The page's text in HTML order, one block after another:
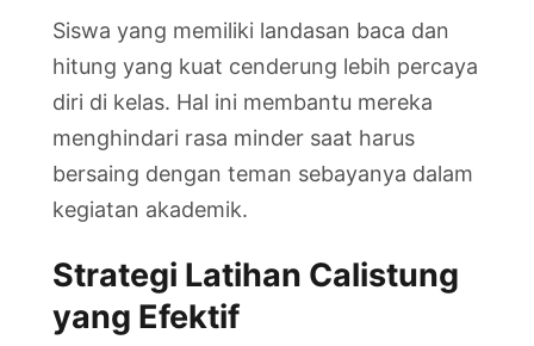
Siswa yang memiliki landasan baca dan
hitung yang kuat cenderung lebih percaya
diri di kelas. Hal ini membantu mereka
menghindari rasa minder saat harus
bersaing dengan teman sebayanya dalam
kegiatan akademik.
Strategi Latihan Calistung
yang Efektif